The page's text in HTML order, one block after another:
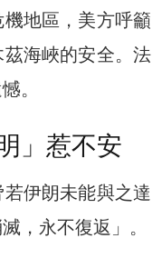
地區，美方呼籲
海峽的安全。法
。
」惹不安
伊朗未能與之達
，永不復返」。